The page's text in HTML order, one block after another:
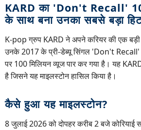
KARD का 'Don't Recall'
के साथ बना उनका सबसे बड़ा
K-pop ग्रुप KARD ने अपने करियर की एक बड़ी
उनके 2017 के प्री-डेब्यू सिंगल 'Don't Recall'
पर 100 मिलियन व्यूज पार कर गया है। यह
है जिसने यह माइलस्टोन हासिल किया है।
कैसे हुआ यह माइलस्टोन?
8 जुलाई 2026 को दोपहर करीब 2 बजे